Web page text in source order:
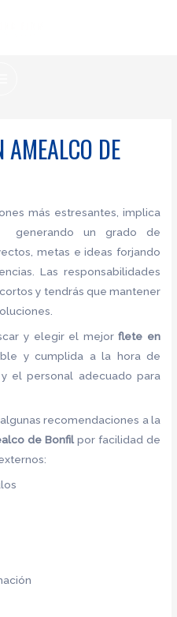
AMEALCO DE
más estresantes, implica
generando un grado de
metas e ideas forjando
Las responsabilidades
y tendrás que mantener
y elegir el mejorflete en
y cumplida a la hora de
el personal adecuado para
recomendaciones a la
de Bonfilpor facilidad de